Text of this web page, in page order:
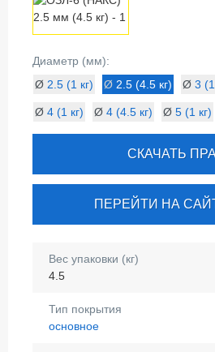
Диаметр (мм):
Ø 2.5 (1 кг) Ø 2.5 (4.5 кг) Ø 3 (1
Ø 4 (1 кг) Ø 4 (4.5 кг) Ø 5 (1 кг)
СКАЧАТЬ
ПЕРЕЙТИ НА
Вес упаковки (кг)
4.5
Тип покрытия
основное